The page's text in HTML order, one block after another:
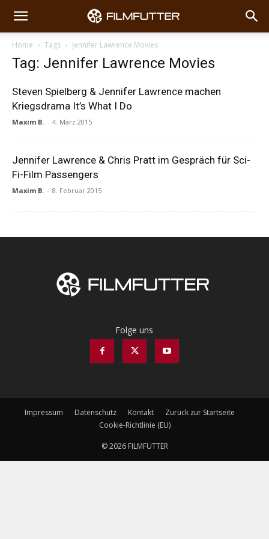
Home Tags Jennifer Lawrence Movies
Tag: Jennifer Lawrence Movies
Steven Spielberg & Jennifer Lawrence machen
Kriegsdrama It’s What I Do
Maxim B. - 4. März 2015
Jennifer Lawrence & Chris Pratt im Gespräch für Sci-
Fi-Film Passengers
Maxim B. - 8. Februar 2015
Folge uns
Impressum Datenschutz Kontakt
Zurück zur Startseite
Cookie-Richtlinie (EU)
© 2026 FILMFUTTER